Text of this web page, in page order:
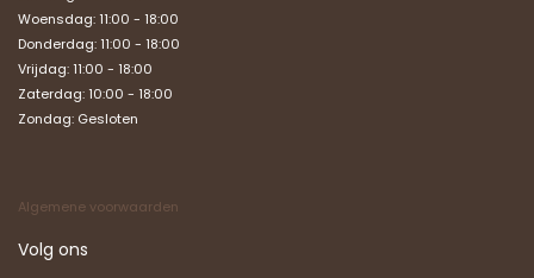
Woensdag: 11:00 - 18:00
Donderdag: 11:00 - 18:00
Vrijdag: 11:00 - 18:00
Zaterdag: 10:00 - 18:00
Zondag: Gesloten
Algemene voorwaarden
Volg ons